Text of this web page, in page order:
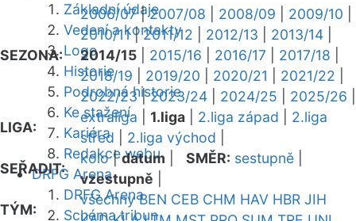
Základní údaje
Vedení a kontakty
Logo
Historie
Podrobná historie
Ke stažení
Kariéra
Redakce webu
DRFG Arena
DRFG Arena
Schéma tribun
SEZONA:
2006/07|2007/08 2008/09 2009/10
2010/11|2011/12 2012/13 2013/14
2014/15
2015/16 2016/17 2017/18
2018/19
2019/20 2020/21 2021/22
2022/23|2023/24 2024/25 2025/26
LIGA:
extraliga 1.liga 2.liga západ
2.liga
střed
2.liga východ
SEŘADIT:
kolo|datum SMĚR: sestupně
vzestupně
TÝM:
všechny BEN CEB CHM HAV HBR JIH